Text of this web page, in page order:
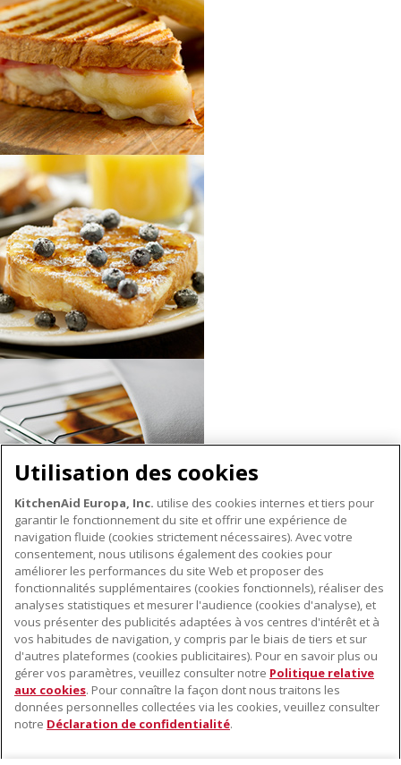
À PROPOS DE KITCHENAID
À propos de KitchenAid
Histoire de la marque
Communiqués de presse
ODR
NOS PRODUITS
Petits électroménagers
Matériel de cuisine
Accessoires
SERVICE CLIENT
Trouver un magasin
Utilisation des cookies
KitchenAid Europa, Inc. utilise des cookies internes et tiers pour
garantir le fonctionnement du site et offrir une expérience de
navigation fluide (cookies strictement nécessaires). Avec votre
consentement, nous utilisons également des cookies pour
améliorer les performances du site Web et proposer des
fonctionnalités supplémentaires (cookies fonctionnels), réaliser des
analyses statistiques et mesurer l'audience (cookies d'analyse), et
vous présenter des publicités adaptées à vos centres d'intérêt et à
vos habitudes de navigation, y compris par le biais de tiers et sur
d'autres plateformes (cookies publicitaires). Pour en savoir plus ou
gérer vos paramètres, veuillez consulter notre Politique relative
aux cookies. Pour connaître la façon dont nous traitons les
données personnelles collectées via les cookies, veuillez consulter
notre Déclaration de confidentialité.